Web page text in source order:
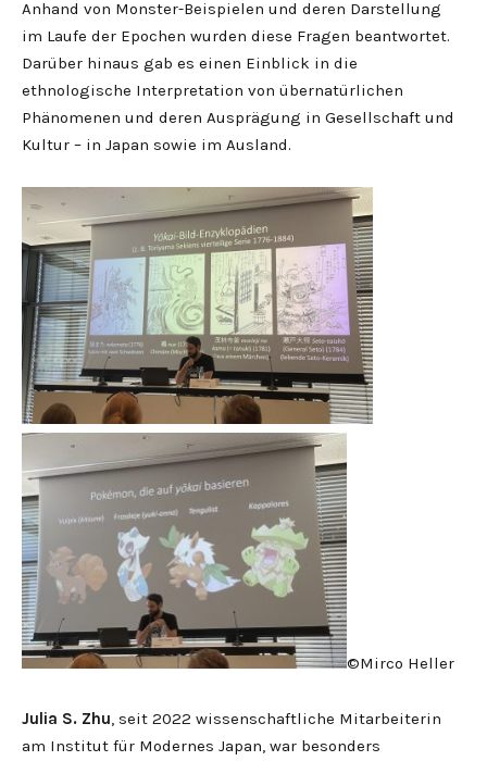
Anhand von Monster-Beispielen und deren Darstellung
im Laufe der Epochen wurden diese Fragen beantwortet.
Darüber hinaus gab es einen Einblick in die
ethnologische Interpretation von übernatürlichen
Phänomenen und deren Ausprägung in Gesellschaft und
Kultur – in Japan sowie im Ausland.
©Mirco Heller
Julia S. Zhu, seit 2022 wissenschaftliche Mitarbeiterin
am Institut für Modernes Japan, war besonders